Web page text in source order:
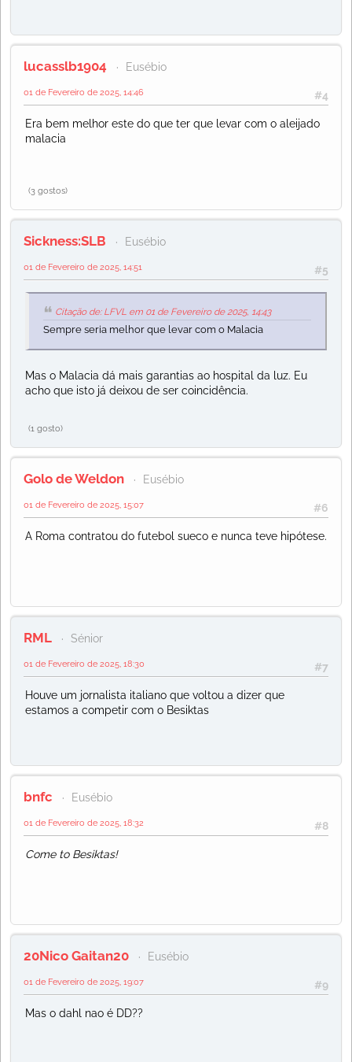
lucasslb1904 Eusébio
#4
01 de Fevereiro de 2025, 14:46
Era bem melhor este do que ter que levar com o aleijado
malacia
(3 gostos)
Sickness:SLB Eusébio
#5
01 de Fevereiro de 2025, 14:51
Citação de: LFVL em 01 de Fevereiro de 2025, 14:43
Sempre seria melhor que levar com o Malacia
Mas o Malacia dá mais garantias ao hospital da luz. Eu
acho que isto já deixou de ser coincidência.
(1 gosto)
Golo de Weldon Eusébio
#6
01 de Fevereiro de 2025, 15:07
A Roma contratou do futebol sueco e nunca teve hipótese.
RML Sénior
#7
01 de Fevereiro de 2025, 18:30
Houve um jornalista italiano que voltou a dizer que
estamos a competir com o Besiktas
bnfc Eusébio
#8
01 de Fevereiro de 2025, 18:32
Come to Besiktas!
20Nico Gaitan20 Eusébio
#9
01 de Fevereiro de 2025, 19:07
Mas o dahl nao é DD??